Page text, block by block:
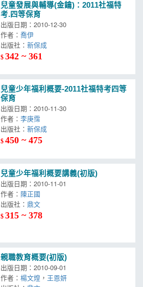
兒童發展與輔導(金鑰)：2011社福特
考.四等保育
出版日期：2010-12-30
作者：喬伊
出版社：
$342 ~ 361
兒童少年福利概要-2011社福特考四等
保育
出版日期：2010-11-30
作者：李庚霈
出版社：
$450 ~ 475
兒童少年福利概要講義(初版)
出版日期：2010-11-01
作者： 陳正國
出版社：
$315 ~ 378
親職教育概要(初版)
出版日期：2010-09-01
作者：楊文煌 ， 王恩妍